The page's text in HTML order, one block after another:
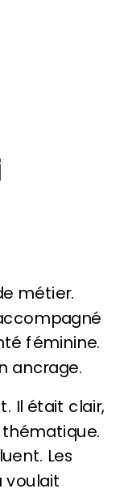
métier.
féminine.
ancrage.
Il était clair,
Les
voulait